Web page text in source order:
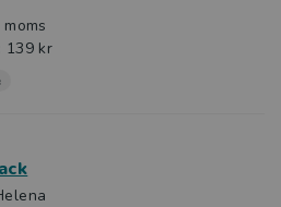
139 kr